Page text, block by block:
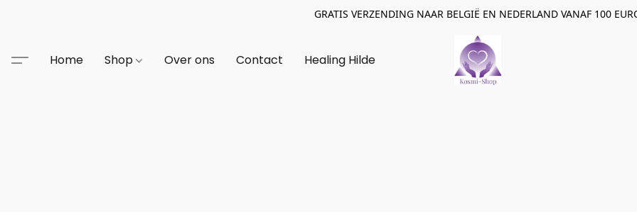
GRATIS VERZENDING NAAR BELGIË EN NEDERLAND VANAF 100
Home Shop Over ons Contact Healing Hilde